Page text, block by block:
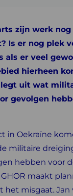
zijn werk nog
Is er nog plek
als er veel
hierheen
legt uit wat
gevolgen
in Oekraïne
militaire
hebben voor
maakt
het misgaat. Jan